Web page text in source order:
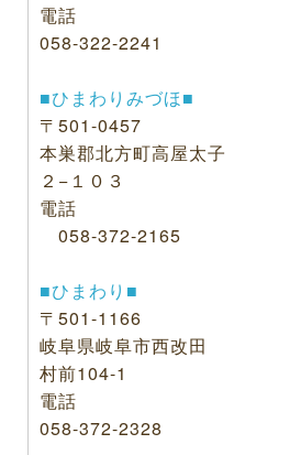
電話
058-322-2241
■ひまわりみづほ■
〒501-0457
本巣郡北方町高屋太子
２−１０３
電話
058-372-2165
■ひまわり■
〒501-1166
岐阜県岐阜市西改田
村前104-1
電話
058-372-2328